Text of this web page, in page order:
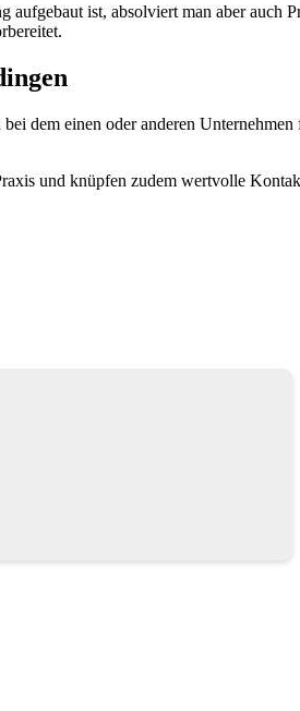
aufgebaut ist, absolviert man aber
dem einen oder anderen
und knüpfen zudem wertvolle